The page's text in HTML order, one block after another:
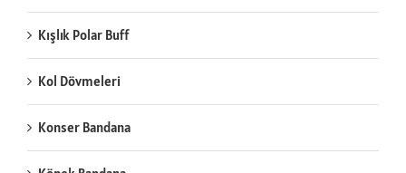
Kışlık Polar Buff
Kol Dövmeleri
Konser Bandana